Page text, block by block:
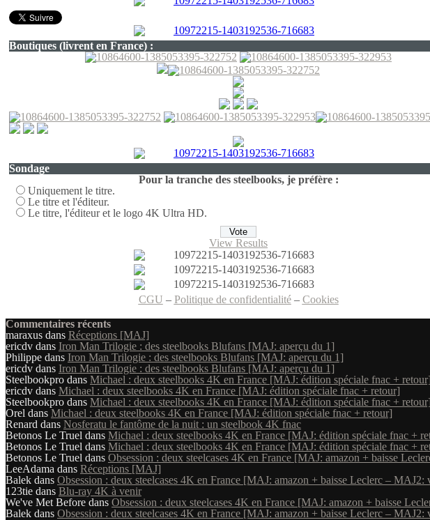
Boutiques (livrent en France) :
Sondage
Pour la tranche des steelbooks, je préfère :
Uniquement le titre.
Le titre et l'éditeur.
Le titre, l'éditeur et le logo 4K Ultra HD.
View Results
CGU – Politique de confidentialité– Cookies
Commentaires récents
maraxus dans Réceptions [MAJ]
ericdv dans Iron Man Trilogie : des steelbooks Blufans [MAJ: aperçu du 1]
Philippe dans Iron Man Trilogie : des steelbooks Blufans [MAJ: aperçu du 1]
ericdv dans Iron Man Trilogie : des steelbooks Blufans [MAJ: aperçu du 1]
Steelbookpro dans Michael : deux steelbooks 4K en France [MAJ: édition spéciale fnac + retour]
ericdv dans Michael : deux steelbooks 4K en France [MAJ: édition spéciale fnac + retour]
Steelbookpro dans Michael : deux steelbooks 4K en France [MAJ: édition spéciale fnac + retour]
Orel dans Michael : deux steelbooks 4K en France [MAJ: édition spéciale fnac + retour]
Renard dans Nosferatu le fantôme de la nuit : un steelbook 4K fnac
Betonos Le Truel dans Michael : deux steelbooks 4K en France [MAJ: édition spéciale fnac +
Betonos Le Truel dans Michael : deux steelbooks 4K en France [MAJ: édition spéciale fnac +
Betonos Le Truel dans Obsession : deux steelcases 4K en France [MAJ: amazon + baisse
LeeAdama dans Réceptions [MAJ]
Balek dans Obsession : deux steelcases 4K en France [MAJ: amazon + baisse Leclerc – MAJ2:
123tie dans Blu-ray 4K à venir
We've Met Before dans Obsession : deux steelcases 4K en France [MAJ: amazon + baisse
Balek dans Obsession : deux steelcases 4K en France [MAJ: amazon + baisse Leclerc – MAJ2: